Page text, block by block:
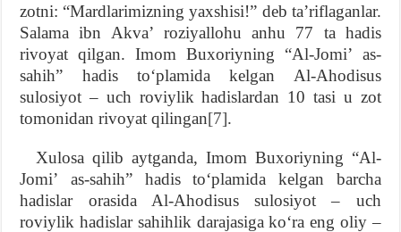
zotni: “Mardlarimizning yaxshisi!” deb taʼriflaganlar.
Salama ibn Akvaʼ roziyallohu anhu 77 ta hadis
rivoyat qilgan. Imom Buxoriyning “Al-Jomiʼ as-
sahih” hadis toʻplamida kelgan Al-Ahodisus
sulosiyot – uch roviylik hadislardan 10 tasi u zot
tomonidan rivoyat qilingan[7].
Xulosa qilib aytganda, Imom Buxoriyning “Al-
Jomiʼ as-sahih” hadis toʻplamida kelgan barcha
hadislar orasida Al-Ahodisus sulosiyot – uch
roviylik hadislar sahihlik darajasiga koʻra eng oliy –